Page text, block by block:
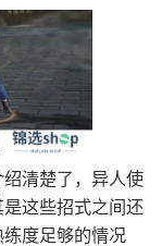
清楚了，异人使
这些招式之间还
度足够的情况